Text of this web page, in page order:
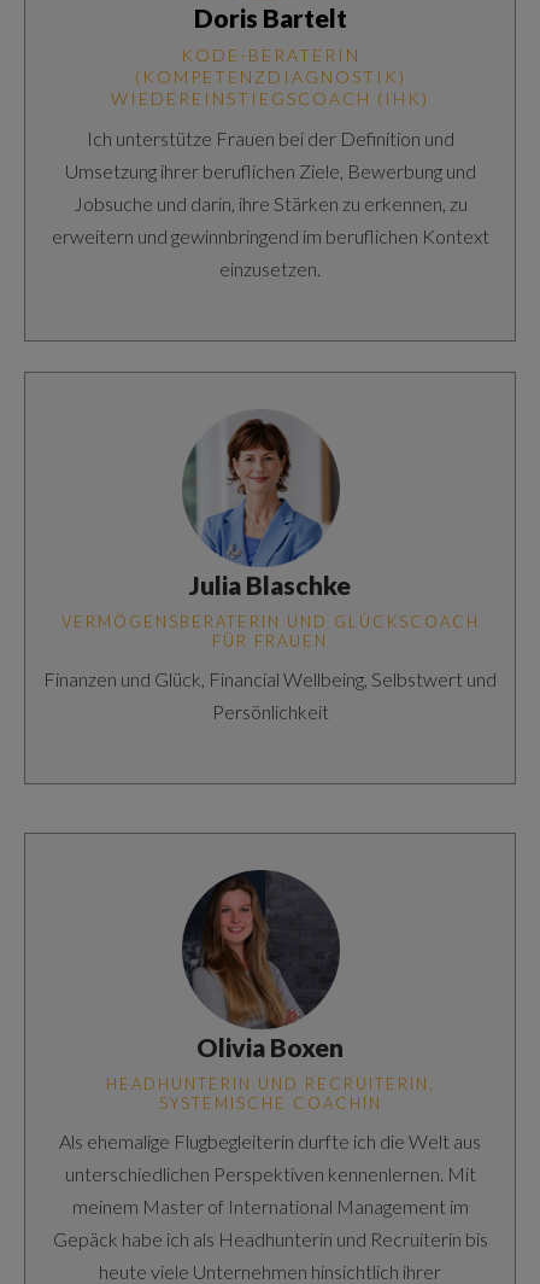
Doris Bartelt
KODE-BERATERIN
(KOMPETENZDIAGNOSTIK)
WIEDEREINSTIEGSCOACH (IHK)
Ich unterstütze Frauen bei der Definition und
Umsetzung ihrer beruflichen Ziele, Bewerbung und
Jobsuche und darin, ihre Stärken zu erkennen, zu
erweitern und gewinnbringend im beruflichen Kontext
einzusetzen.
Julia Blaschke
VERMÖGENSBERATERIN UND GLÜCKSCOACH
FÜR FRAUEN
Finanzen und Glück, Financial Wellbeing, Selbstwert und
Persönlichkeit
Olivia Boxen
HEADHUNTERIN UND RECRUITERIN,
SYSTEMISCHE COACHIN
Als ehemalige Flugbegleiterin durfte ich die Welt aus
unterschiedlichen Perspektiven kennenlernen. Mit
meinem Master of International Management im
Gepäck habe ich als Headhunterin und Recruiterin bis
heute viele Unternehmen hinsichtlich ihrer